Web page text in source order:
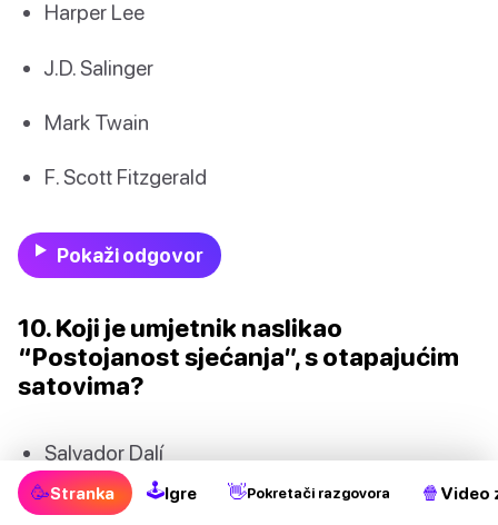
Harper Lee
J.D. Salinger
Mark Twain
F. Scott Fitzgerald
Pokaži odgovor
10. Koji je umjetnik naslikao
“Postojanost sjećanja”, s otapajućim
satovima?
Salvador Dalí
Pablo Picasso
🥳Stranka 🕹Igre 👋Pokretači razgovora 🍿 Video